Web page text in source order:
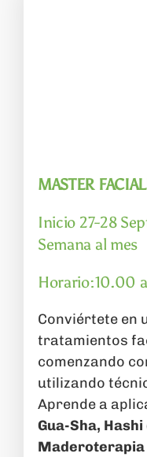
MASTER
Inicio 27-28
Semana al mes
Horario:10.00
Conviértete en
tratamientos
comenzando
utilizando
Aprende a
Gua-Sha, Hashi
Maderoterapia